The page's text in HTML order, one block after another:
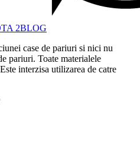
2BLOG
case de pariuri si nici nu
pariuri. Toate materialele
interzisa utilizarea de catre